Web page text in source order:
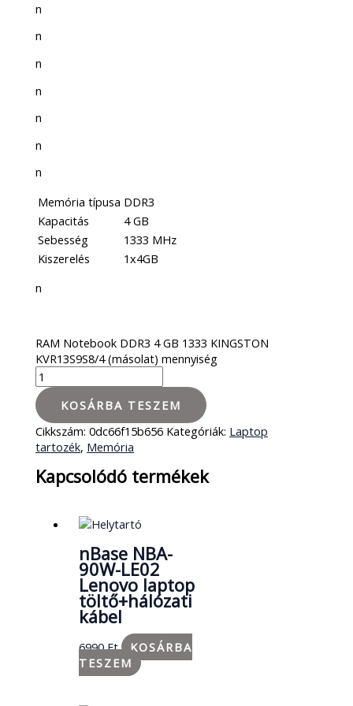
n
n
n
n
n
n
n
Memória típusa DDR3
Kapacitás
4 GB
Sebesség
1333 MHz
Kiszerelés
1x4GB
n
RAM Notebook DDR3 4 GB 1333 KINGSTON
KVR13S9S8/4 (másolat) mennyiség
KOSÁRBA TESZEM
Cikkszám:0dc66f15b656 Kategóriák: Laptop
tartozék, Memória
Kapcsolódó termékek
nBase NBA-
90W-LE02
Lenovo laptop
töltő+hálózati
kábel
6990Ft
KOSÁRBA
TESZEM